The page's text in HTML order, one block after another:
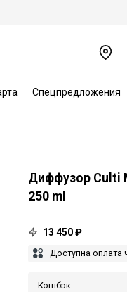
Спецпредложения
Диффузор Culti
250 ml
13 450 ₽
Доступна оплата
Кэшбэк